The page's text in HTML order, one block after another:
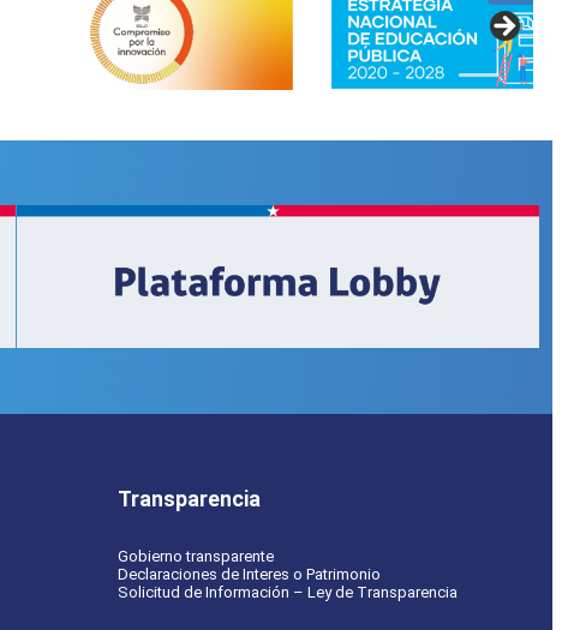
Transparencia
Gobierno transparente
Declaraciones de Interes o Patrimonio
Solicitud de Información – Ley de Transparencia